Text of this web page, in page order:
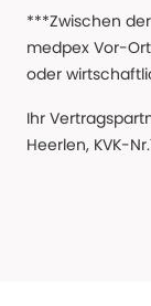
***Zwischen
medpex Vor-
oder
Ihr
Heerlen, KVK-